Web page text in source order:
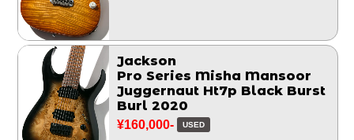
Jackson
Pro Series Misha Mansoor
Juggernaut Ht7p Black Burst
Burl 2020
¥160,000- USED